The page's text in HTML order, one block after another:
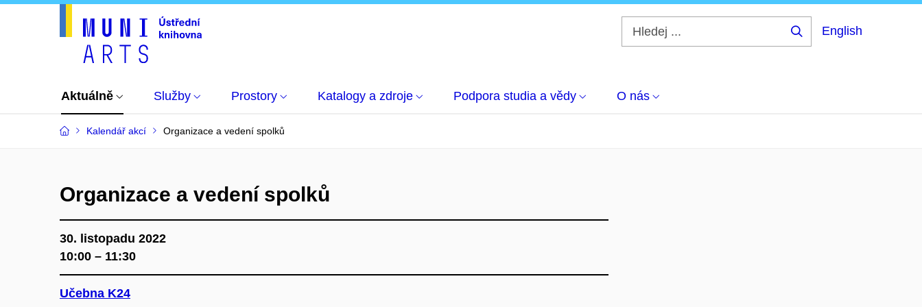
English
Aktuálně Služby Prostory Katalogy a zdroje Podpora studia a vědy O nás
Kalendář akcí Organizace a vedení spolků
Organizace a vedení spolků
30. listopadu 2022
10:00 – 11:30
Učebna K24